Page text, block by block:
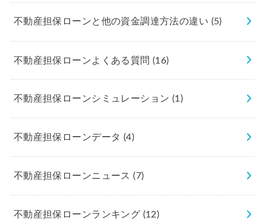
不動産担保ローンと他の資金調達方法の違い (5)
不動産担保ローンよくある質問(16)
不動産担保ローンシミュレーション (1)
不動産担保ローンデータ (4)
不動産担保ローンニュース(7)
不動産担保ローンランキング (12)